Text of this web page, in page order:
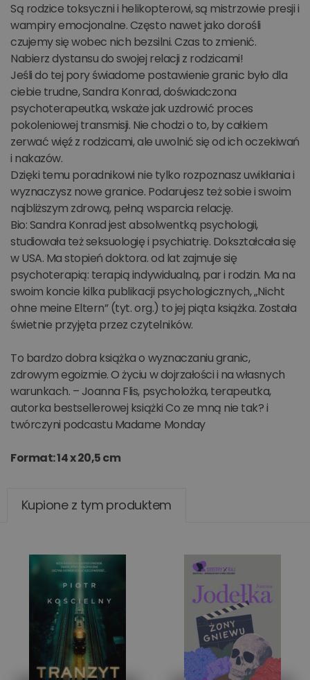
Są rodzice toksyczni i helikopterowi, są mistrzowie presji i
wampiry emocjonalne. Często nawet jako dorośli
czujemy się wobec nich bezsilni. Czas to zmienić.
Nabierz dystansu do swojej relacji z rodzicami!
Jeśli do tej pory świadome postawienie granic było dla
ciebie trudne, Sandra Konrad, doświadczona
psychoterapeutka, wskaże jak uzdrowić proces
pokoleniowej transmisji. Nie chodzi o to, by całkiem
zerwać więź z rodzicami, ale uwolnić się od ich oczekiwań
i nakazów.
Dzięki temu poradnikowi nie tylko rozpoznasz uwikłania i
wyznaczysz nowe granice. Podarujesz też sobie i swoim
najbliższym zdrową, pełną wsparcia relację.
Bio: Sandra Konrad jest absolwentką psychologii,
studiowała też seksuologię i psychiatrię. Dokształcała się
w USA. Ma stopień doktora. od lat zajmuje się
psychoterapią: terapią indywidualną, par i rodzin. Ma na
swoim koncie kilka publikacji psychologicznych, „Nicht
ohne meine Eltern” (tyt. org.) to jej piąta książka. Została
świetnie przyjęta przez czytelników.
To bardzo dobra książka o wyznaczaniu granic,
zdrowym egoizmie. O życiu w dojrzałości i na własnych
warunkach. – Joanna Flis, psycholożka, terapeutka,
autorka bestsellerowej książki Co ze mną nie tak? i
twórczyni podcastu Madame Monday
Format: 14 x 20,5 cm
Kupione z tym produktem